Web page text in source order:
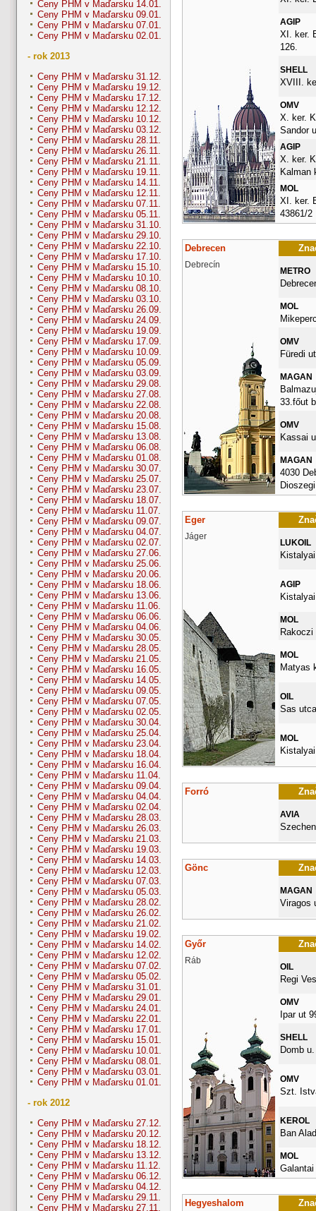
Ceny PHM v Maďarsku 14.01.
Ceny PHM v Maďarsku 09.01.
Ceny PHM v Maďarsku 07.01.
Ceny PHM v Maďarsku 02.01.
- rok 2013
Ceny PHM v Maďarsku 31.12.
Ceny PHM v Maďarsku 19.12.
Ceny PHM v Maďarsku 17.12.
Ceny PHM v Maďarsku 12.12.
Ceny PHM v Maďarsku 10.12.
Ceny PHM v Maďarsku 03.12.
Ceny PHM v Maďarsku 28.11.
Ceny PHM v Maďarsku 26.11.
Ceny PHM v Maďarsku 21.11.
Ceny PHM v Maďarsku 19.11.
Ceny PHM v Maďarsku 14.11.
Ceny PHM v Maďarsku 12.11.
Ceny PHM v Maďarsku 07.11.
Ceny PHM v Maďarsku 05.11.
Ceny PHM v Maďarsku 31.10.
Ceny PHM v Maďarsku 29.10.
Ceny PHM v Maďarsku 22.10.
Ceny PHM v Maďarsku 17.10.
Ceny PHM v Maďarsku 15.10.
Ceny PHM v Maďarsku 10.10.
Ceny PHM v Maďarsku 08.10.
Ceny PHM v Maďarsku 03.10.
Ceny PHM v Maďarsku 26.09.
Ceny PHM v Maďarsku 24.09.
Ceny PHM v Maďarsku 19.09.
Ceny PHM v Maďarsku 17.09.
Ceny PHM v Maďarsku 10.09.
Ceny PHM v Maďarsku 05.09.
Ceny PHM v Maďarsku 03.09.
Ceny PHM v Maďarsku 29.08.
Ceny PHM v Maďarsku 27.08.
Ceny PHM v Maďarsku 22.08.
Ceny PHM v Maďarsku 20.08.
Ceny PHM v Maďarsku 15.08.
Ceny PHM v Maďarsku 13.08.
Ceny PHM v Maďarsku 06.08.
Ceny PHM v Maďarsku 01.08.
Ceny PHM v Maďarsku 30.07.
Ceny PHM v Maďarsku 25.07.
Ceny PHM v Maďarsku 23.07.
Ceny PHM v Maďarsku 18.07.
Ceny PHM v Maďarsku 11.07.
Ceny PHM v Maďarsku 09.07.
Ceny PHM v Maďarsku 04.07.
Ceny PHM v Maďarsku 02.07.
Ceny PHM v Maďarsku 27.06.
Ceny PHM v Maďarsku 25.06.
Ceny PHM v Maďarsku 20.06.
Ceny PHM v Maďarsku 18.06.
Ceny PHM v Maďarsku 13.06.
Ceny PHM v Maďarsku 11.06.
Ceny PHM v Maďarsku 06.06.
Ceny PHM v Maďarsku 04.06.
Ceny PHM v Maďarsku 30.05.
Ceny PHM v Maďarsku 28.05.
Ceny PHM v Maďarsku 21.05.
Ceny PHM v Maďarsku 16.05.
Ceny PHM v Maďarsku 14.05.
Ceny PHM v Maďarsku 09.05.
Ceny PHM v Maďarsku 07.05.
Ceny PHM v Maďarsku 02.05.
Ceny PHM v Maďarsku 30.04.
Ceny PHM v Maďarsku 25.04.
Ceny PHM v Maďarsku 23.04.
Ceny PHM v Maďarsku 18.04.
Ceny PHM v Maďarsku 16.04.
Ceny PHM v Maďarsku 11.04.
Ceny PHM v Maďarsku 09.04.
Ceny PHM v Maďarsku 04.04.
Ceny PHM v Maďarsku 02.04.
Ceny PHM v Maďarsku 28.03.
Ceny PHM v Maďarsku 26.03.
Ceny PHM v Maďarsku 21.03.
Ceny PHM v Maďarsku 19.03.
Ceny PHM v Maďarsku 14.03.
Ceny PHM v Maďarsku 12.03.
Ceny PHM v Maďarsku 07.03.
Ceny PHM v Maďarsku 05.03.
Ceny PHM v Maďarsku 28.02.
Ceny PHM v Maďarsku 26.02.
Ceny PHM v Maďarsku 21.02.
Ceny PHM v Maďarsku 19.02.
Ceny PHM v Maďarsku 14.02.
Ceny PHM v Maďarsku 12.02.
Ceny PHM v Maďarsku 07.02.
Ceny PHM v Maďarsku 05.02.
Ceny PHM v Maďarsku 31.01.
Ceny PHM v Maďarsku 29.01.
Ceny PHM v Maďarsku 24.01.
Ceny PHM v Maďarsku 22.01.
Ceny PHM v Maďarsku 17.01.
Ceny PHM v Maďarsku 15.01.
Ceny PHM v Maďarsku 10.01.
Ceny PHM v Maďarsku 08.01.
Ceny PHM v Maďarsku 03.01.
Ceny PHM v Maďarsku 01.01.
- rok 2012
Ceny PHM v Maďarsku 27.12.
Ceny PHM v Maďarsku 20.12.
Ceny PHM v Maďarsku 18.12.
Ceny PHM v Maďarsku 13.12.
Ceny PHM v Maďarsku 11.12.
Ceny PHM v Maďarsku 06.12.
Ceny PHM v Maďarsku 04.12.
Ceny PHM v Maďarsku 29.11.
Ceny PHM v Maďarsku 27.11.
AGIP
XI. ker.
126.
SHELL
XVIII.
OMV
X. ker.
Sandor
AGIP
X. ker.
Kalman
MOL
XI. ker.
43861/2
Debrecen
Debrecín
METRO
MOL
OMV
Füredi
MAGAN
33.főut
OMV
Kassai
MAGAN
4030
Eger
Jáger
LUKOIL
AGIP
MOL
Rakoczi
MOL
Matyas
OIL
Sas
MOL
Forró
AVIA
Gönc
MAGAN
Viragos
Győr
Ráb
OIL
Regi
OMV
Ipar ut
SHELL
Domb
OMV
Szt.
KEROL
Ban
MOL
Galantai
Hegyeshalom